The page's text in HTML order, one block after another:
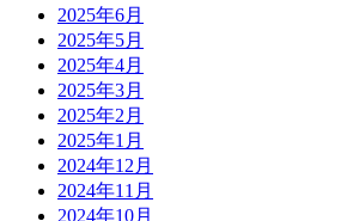
2025年6月
2025年5月
2025年4月
2025年3月
2025年2月
2025年1月
2024年12月
2024年11月
2024年10月